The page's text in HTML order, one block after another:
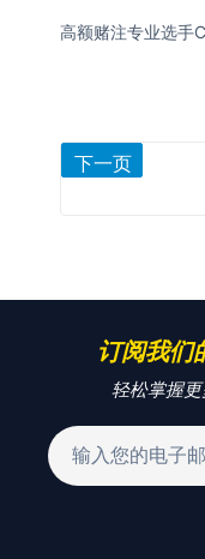
高额赌注专业选手
文
章上一页
第35
下一页
订阅我们
轻松掌握